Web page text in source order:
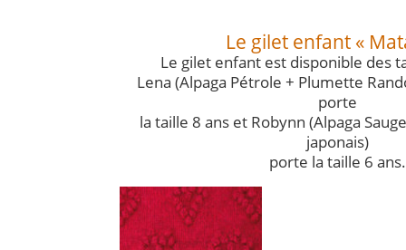
Le gilet enfant «
Le gilet enfant est disponible des
Lena (Alpaga Pétrole + Plumette
porte
la taille 8 ans et Robynn (Alpaga
japonais)
porte la taille 6 ans.